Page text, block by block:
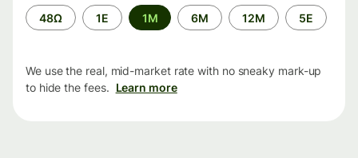
Time
period
48Ω 1Ε 1M 6M 12M 5Ε
We use the real, mid-market rate with no sneaky mark-up
to hide the fees. Learn more